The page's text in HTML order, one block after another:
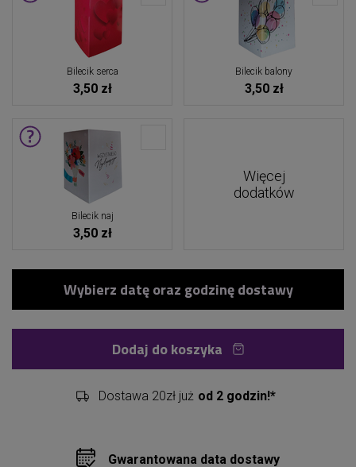
Bilecik serca
3,50 zł
Bilecik balony
3,50 zł
Bilecik naj
3,50 zł
Więcej
dodatków
Dodaj do koszyka
Dostawa 20zł już od 2 godzin!*
Gwarantowana data dostawy